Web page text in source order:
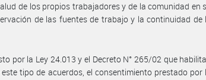
de los propios trabajadores y de la comunidad en
de las fuentes de trabajo y la continuidad de
por la Ley 24.013 y el Decreto N° 265/02 que
tipo de acuerdos, el consentimiento prestado por